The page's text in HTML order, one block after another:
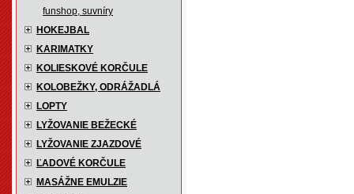
funshop, suvníry
HOKEJBAL
KARIMATKY
KOLIESKOVÉ KORČULE
KOLOBEŽKY, ODRÁŽADLÁ
LOPTY
LYŽOVANIE BEŽECKÉ
LYŽOVANIE ZJAZDOVÉ
ĽADOVÉ KORČULE
MASÁŽNE EMULZIE